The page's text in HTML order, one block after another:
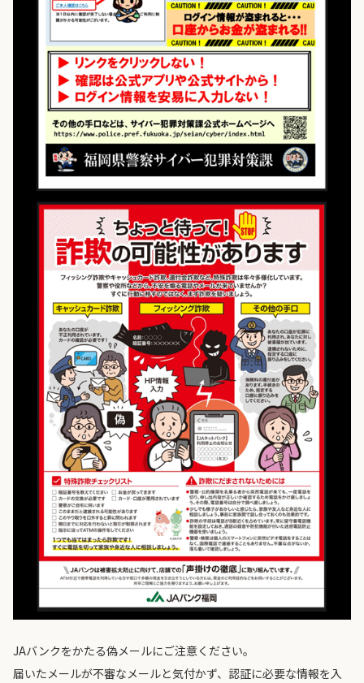
JAバンクをかたる偽メールにご注意ください。
届いたメールが不審なメールと気付かず、認証に必要な情報を入